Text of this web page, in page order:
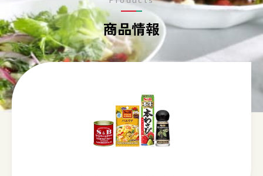
商品情報